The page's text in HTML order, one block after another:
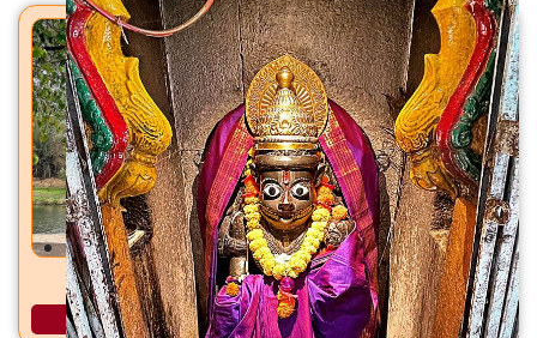
मेणेश्वर मंदिर / विष्णू मंदिर मेणवली, ता. वाई, जि. सातारा
अधिक माहिती